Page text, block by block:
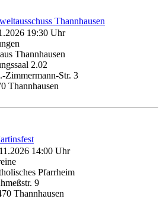
Thannhausen
19:30 Uhr
Thannhausen
2.02
Zimmermann-Str. 3
Thannhausen
14:00 Uhr
Pfarrheim
9
Thannhausen